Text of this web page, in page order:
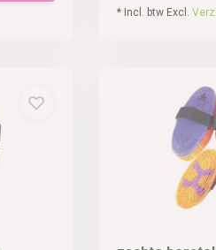
* Incl. btw Excl.